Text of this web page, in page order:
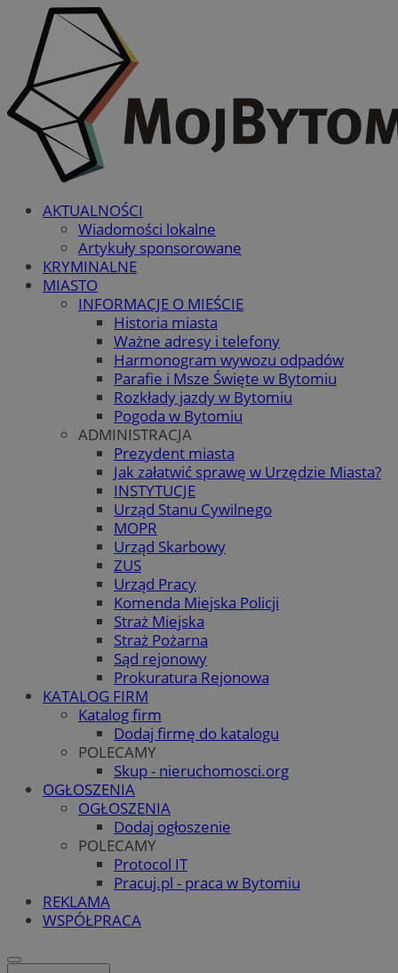
AKTUALNOŚCI
Wiadomości lokalne
Artykuły sponsorowane
KRYMINALNE
MIASTO
INFORMACJE O MIEŚCIE
Historia miasta
Ważne adresy i telefony
Harmonogram wywozu odpadów
Parafie i Msze Święte w Bytomiu
Rozkłady jazdy w Bytomiu
Pogoda w Bytomiu
ADMINISTRACJA
Prezydent miasta
Jak załatwić sprawę w Urzędzie Miasta?
INSTYTUCJE
Urząd Stanu Cywilnego
MOPR
Urząd Skarbowy
ZUS
Urząd Pracy
Komenda Miejska Policji
Straż Miejska
Straż Pożarna
Sąd rejonowy
Prokuratura Rejonowa
KATALOG FIRM
Katalog firm
Dodaj firmę do katalogu
POLECAMY
Skup - nieruchomosci.org
OGŁOSZENIA
OGŁOSZENIA
Dodaj ogłoszenie
POLECAMY
Protocol IT
Pracuj.pl - praca w Bytomiu
REKLAMA
WSPÓŁPRACA